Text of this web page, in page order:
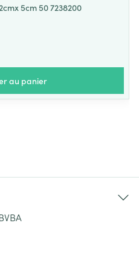
5cm 50 7238200
au panier